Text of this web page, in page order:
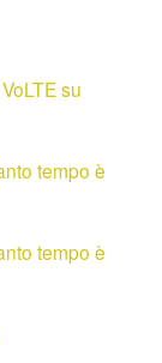
su
tempo è
tempo è